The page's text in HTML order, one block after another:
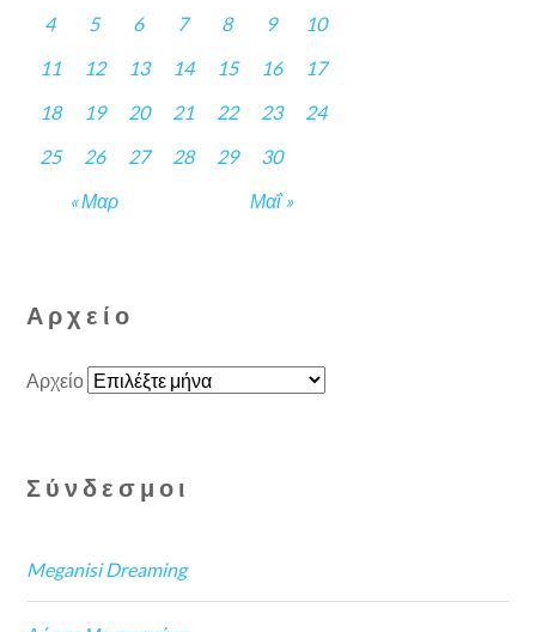
« Μαρ Μαΐ »
4
5 6 7 8 9
10
11
12 13 14 15 16
17
18
19 20 21 22 23
24
25
26 27 28 29 30
Αρχείο
Αρχείο
Σύνδεσμοι
Meganisi Dreaming